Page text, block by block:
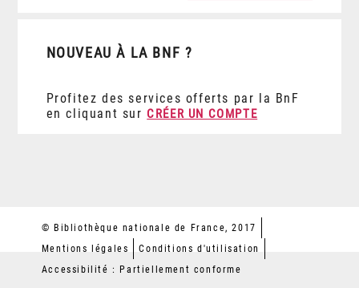
NOUVEAU À LA BNF ?
Profitez des services offerts par la BnF
en cliquant sur CRÉER UN COMPTE
© Bibliothèque nationale de France, 2017
Mentions légales
Conditions d'utilisation
Accessibilité : Partiellement conforme